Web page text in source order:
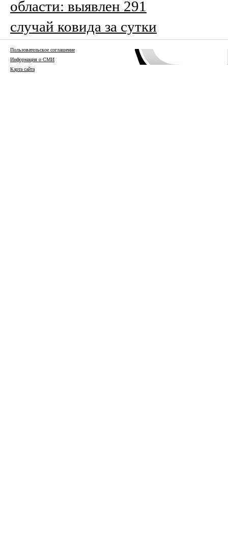
области: выявлен 291
случай ковида за сутки
Пользовательское соглашение
Информация о СМИ
Карта сайта